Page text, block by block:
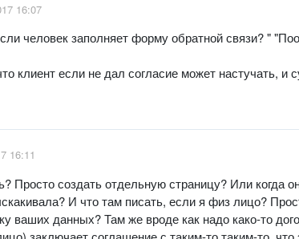
16:07
человек заполняет форму обратной связи? "
клиент если не дал согласие может настучать, и
16:11
Просто создать отдельную страницу? Или когда
И что там писать, если я физ лицо?
ваших данных? Там же вроде как надо како-то